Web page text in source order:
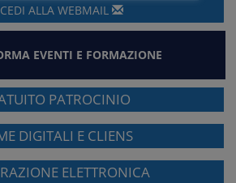
ALLA WEBMAIL
EVENTI E FORMAZIONE
PATROCINIO
DIGITALI E CLIENS
ELETTRONICA